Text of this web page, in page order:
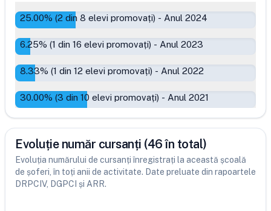
25.00% (2 din 8 elevi promovați) - Anul 2024
6.25% (1 din 16 elevi promovați) - Anul 2023
8.33% (1 din 12 elevi promovați) - Anul 2022
30.00% (3 din 10 elevi promovați) - Anul 2021
Evoluție număr cursanți (46 în total)
Evoluția numărului de cursanți înregistrați la această școală
de șoferi, în toți anii de activitate. Date preluate din rapoartele
DRPCIV, DGPCI și ARR.